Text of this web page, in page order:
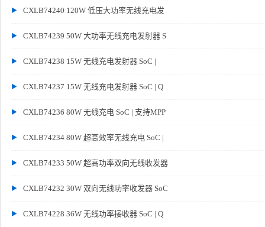
CXLB74240 120W 低压大功率无线充电发
CXLB74239 50W 大功率无线充电发射器 S
CXLB74238 15W 无线充电发射器 SoC |
CXLB74237 15W 无线充电发射器 SoC | Q
CXLB74236 80W 无线充电 SoC | 支持MPP
CXLB74234 80W 超高效率无线充电 SoC |
CXLB74233 50W 超高功率双向无线收发器
CXLB74232 30W 双向无线功率收发器 SoC
CXLB74228 36W 无线功率接收器 SoC | Q